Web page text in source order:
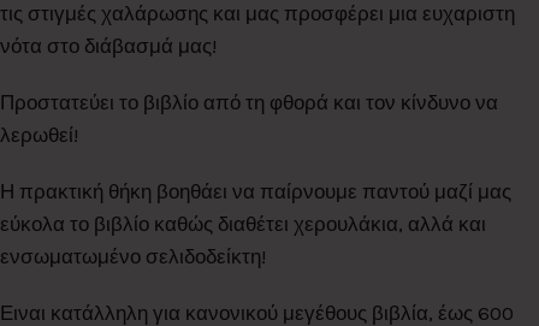
τις στιγμές χαλάρωσης και μας προσφέρει μια ευχαριστη
νότα στο διάβασμά μας!
Προστατεύει το βιβλίο από τη φθορά και τον κίνδυνο να
λερωθεί!
Η πρακτική θήκη βοηθάει να παίρνουμε παντού μαζί μας
εύκολα το βιβλίο καθώς διαθέτει χερουλάκια, αλλά και
ενσωματωμένο σελιδοδείκτη!
Ειναι κατάλληλη για κανονικού μεγέθους βιβλία, έως 600